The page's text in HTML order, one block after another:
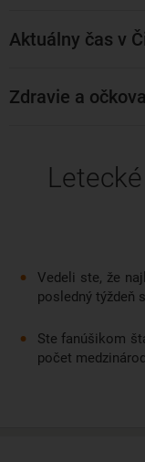
alebo Lufthansa v
čilského Santiaga
Aktuálny čas v
Zdravie a
Vedeli ste, že
posledný týždeň
Ste fanúšikom
počet